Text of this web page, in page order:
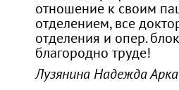
отношение к своим
отделением, все
отделения и опер.
благородно труде!
Лузянина Надежда